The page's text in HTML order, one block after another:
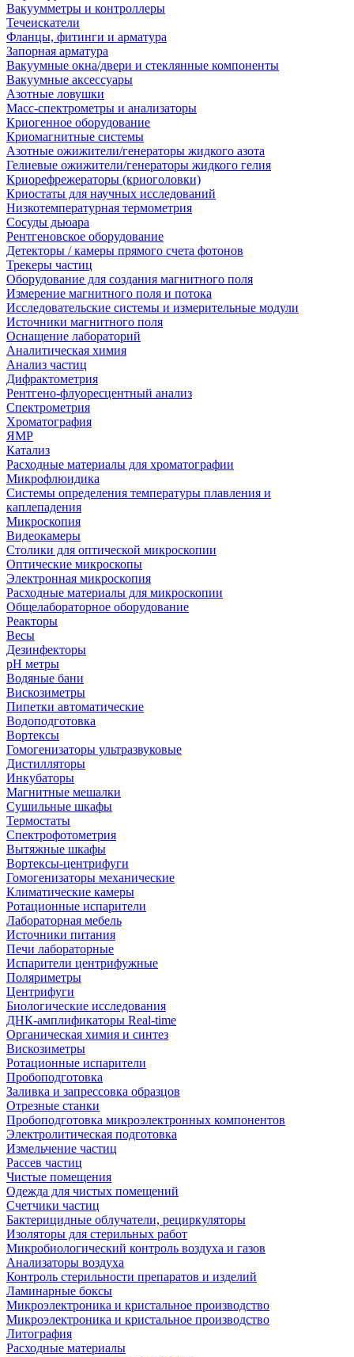
Вакуумметры и контроллеры
Течеискатели
Фланцы, фитинги и арматура
Запорная арматура
Вакуумные окна/двери и стеклянные компоненты
Вакуумные аксессуары
Азотные ловушки
Масс-спектрометры и анализаторы
Криогенное оборудование
Криомагнитные системы
Азотные ожижители/генераторы жидкого азота
Гелиевые ожижители/генераторы жидкого гелия
Криорефрежераторы (криоголовки)
Криостаты для научных исследований
Низкотемпературная термометрия
Сосуды дьюара
Рентгеновское оборудование
Детекторы / камеры прямого счета фотонов
Трекеры частиц
Оборудование для создания магнитного поля
Измерение магнитного поля и потока
Исследовательские системы и измерительные модули
Источники магнитного поля
Оснащение лабораторий
Аналитическая химия
Анализ частиц
Дифрактометрия
Рентгено-флуоресцентный анализ
Спектрометрия
Хроматография
ЯМР
Катализ
Расходные материалы для хроматографии
Микрофлюидика
Системы определения температуры плавления и
каплепадения
Микроскопия
Видеокамеры
Столики для оптической микроскопии
Оптические микроскопы
Электронная микроскопия
Расходные материалы для микроскопии
Общелабораторное оборудование
Реакторы
Весы
Дезинфекторы
рН метры
Водяные бани
Вискозиметры
Пипетки автоматические
Водоподготовка
Вортексы
Гомогенизаторы ультразвуковые
Дистилляторы
Инкубаторы
Магнитные мешалки
Сушильные шкафы
Термостаты
Спектрофотометрия
Вытяжные шкафы
Вортексы-центрифуги
Гомогенизаторы механические
Климатические камеры
Ротационные испарители
Лабораторная мебель
Источники питания
Печи лабораторные
Испарители центрифужные
Поляриметры
Центрифуги
Биологические исследования
ДНК-амплификаторы Real-time
Органическая химия и синтез
Вискозиметры
Ротационные испарители
Пробоподготовка
Заливка и запрессовка образцов
Отрезные станки
Пробоподготовка микроэлектронных компонентов
Электролитическая подготовка
Измельчение частиц
Рассев частиц
Чистые помещения
Одежда для чистых помещений
Счетчики частиц
Бактерицидные облучатели, рециркуляторы
Изоляторы для стерильных работ
Микробиологический контроль воздуха и газов
Анализаторы воздуха
Контроль стерильности препаратов и изделий
Ламинарные боксы
Микроэлектроника и кристальное производство
Микроэлектроника и кристальное производство
Литография
Расходные материалы